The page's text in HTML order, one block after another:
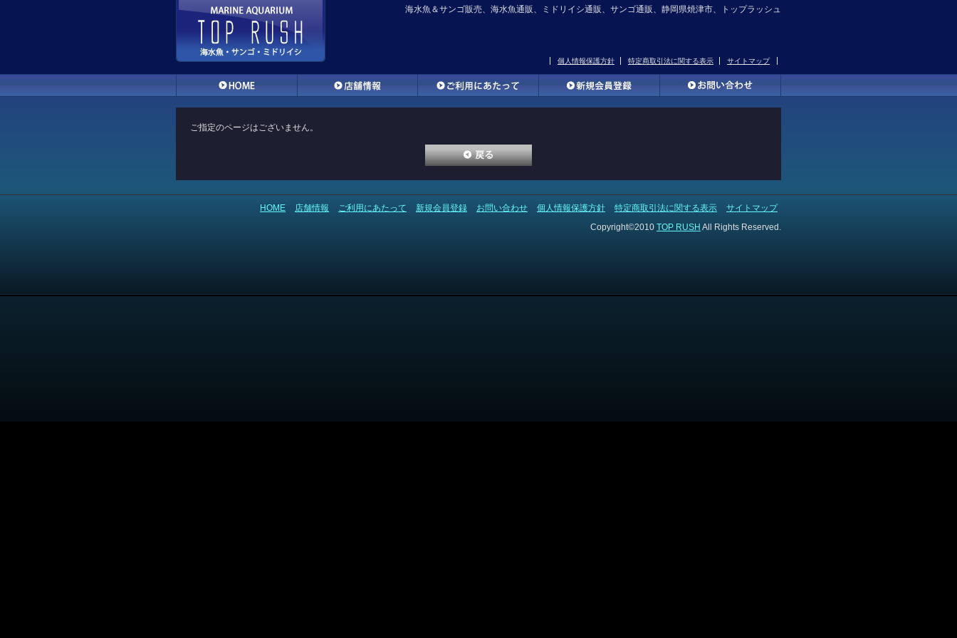
海水魚＆サンゴ販売、海水魚通販、ミドリイシ通販、サンゴ通販、静岡県焼津市、トップラッシュ
個人情報保護方針 特定商取引法に関する表示 サイトマップ
ご指定のページはございません。
HOME 店舗情報 ご利用にあたって 新規会員登録 お問い合わせ 個人情報保護方針 特定商取引法に関する表示
サイトマップ
Copyright©2010 TOP RUSH All Rights Reserved.